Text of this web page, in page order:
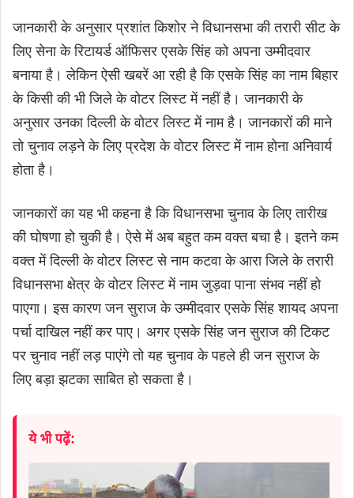
जानकारी के अनुसार प्रशांत किशोर ने विधानसभा की तरारी सीट के
लिए सेना के रिटायर्ड ऑफिसर एसके सिंह को अपना उम्मीदवार
बनाया है। लेकिन ऐसी खबरें आ रही है कि एसके सिंह का नाम बिहार
के किसी की भी जिले के वोटर लिस्ट में नहीं है। जानकारी के
अनुसार उनका दिल्ली के वोटर लिस्ट में नाम है। जानकारों की माने
तो चुनाव लड़ने के लिए प्रदेश के वोटर लिस्ट में नाम होना अनिवार्य
होता है।
जानकारों का यह भी कहना है कि विधानसभा चुनाव के लिए तारीख
की घोषणा हो चुकी है। ऐसे में अब बहुत कम वक्त बचा है। इतने कम
वक्त में दिल्ली के वोटर लिस्ट से नाम कटवा के आरा जिले के तरारी
विधानसभा क्षेत्र के वोटर लिस्ट में नाम जुड़वा पाना संभव नहीं हो
पाएगा। इस कारण जन सुराज के उम्मीदवार एसके सिंह शायद अपना
पर्चा दाखिल नहीं कर पाए। अगर एसके सिंह जन सुराज की टिकट
पर चुनाव नहीं लड़ पाएंगे तो यह चुनाव के पहले ही जन सुराज के
लिए बड़ा झटका साबित हो सकता है।
ये भी पढ़ें: